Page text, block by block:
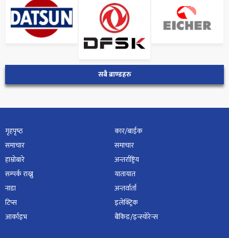
सबै ब्राण्डहरु
गृहपृष्‍ठ
समाचार
हाम्रोबारे
सम्पर्क राख्नु
नाडा
टिप्स
आर्काइभ
कार/बाईक
समाचार
अन्तर्राष्ट्रिय
यातायात
अन्तर्वार्ता
इलेक्ट्रिक
बैंकिङ/इन्स्योरेन्स